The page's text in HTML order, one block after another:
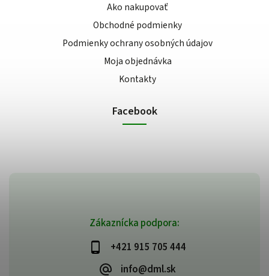
Zákaznícka podpora:
+421 915 705 444
info@dml.sk
Ako nakupovať
Obchodné podmienky
Podmienky ochrany osobných údajov
Moja objednávka
Kontakty
Facebook